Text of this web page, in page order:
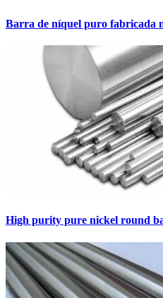
Barra de níquel puro fabricada
High purity pure nickel round